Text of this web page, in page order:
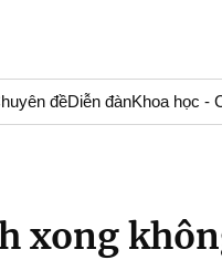
đềDiễn đànKhoa học -
xong